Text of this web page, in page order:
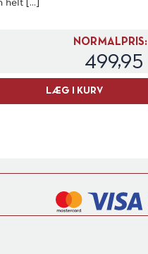
helt [...]
NORMALPRIS:
499,95
LÆG I KURV